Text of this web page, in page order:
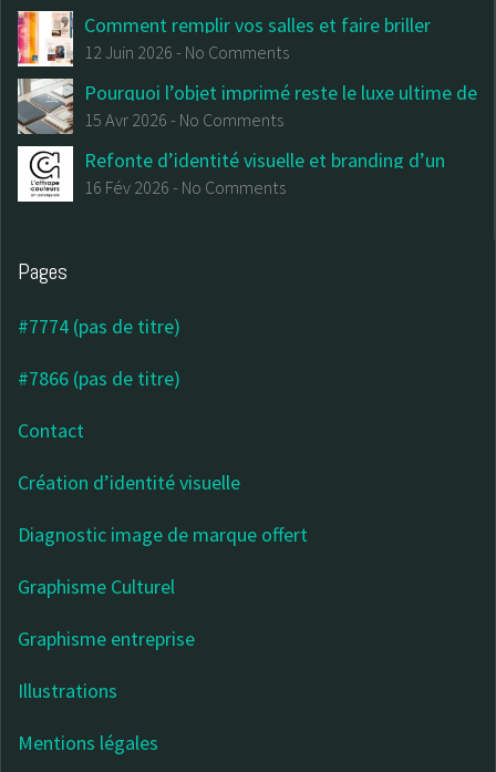
Comment remplir vos salles et faire briller
votre institution : Le (vrai) guide du design
culturel et de la billetterie
12 Juin 2026 - No Comments
Pourquoi l’objet imprimé reste le luxe ultime de
votre communication institutionnelle
15 Avr 2026 - No Comments
Refonte d’identité visuelle et branding d’un
centre d’art contemporain
16 Fév 2026 - No Comments
Pages
#7774 (pas de titre)
#7866 (pas de titre)
Contact
Création d’identité visuelle
Diagnostic image de marque offert
Graphisme Culturel
Graphisme entreprise
Illustrations
Mentions légales